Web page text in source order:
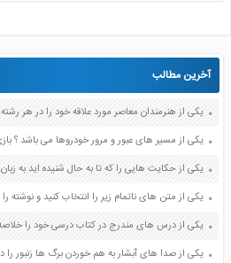
آخرین مطالب
یکی از مسیر های عبور و مرور خودروها می باشد ؟